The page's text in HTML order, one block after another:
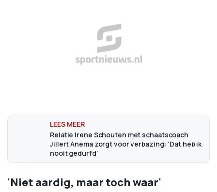
Relatie Irene Schouten met schaatscoach
Jillert Anema zorgt voor verbazing: ‘Dat heb ik
nooit gedurfd’
'Niet aardig, maar toch waar'